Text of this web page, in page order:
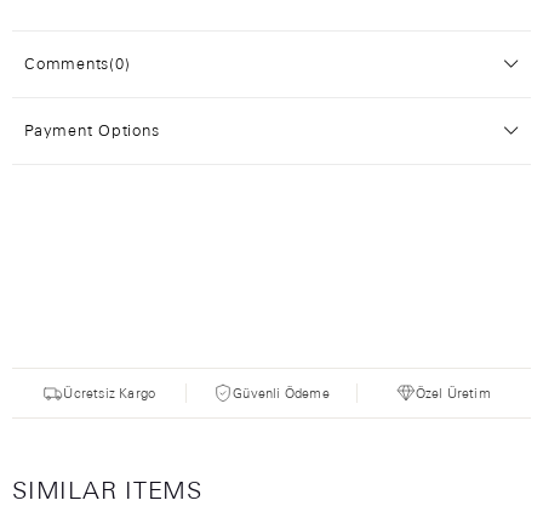
Comments(0)
Payment Options
Ücretsiz Kargo Güvenli Ödeme Özel Üretim
SIMILAR ITEMS